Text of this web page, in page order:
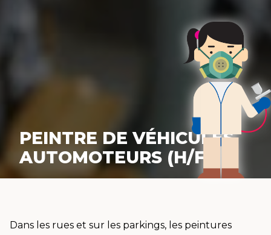
PEINTRE DE VÉHICULES
AUTOMOTEURS (H/F)
Dans les rues et sur les parkings, les peintures